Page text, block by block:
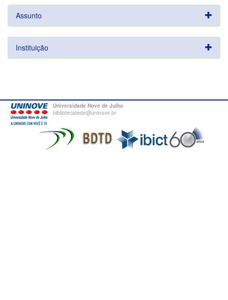
Assunto
Instituição
Universidade Nove de Julho
bibliotecatede@uninove.br